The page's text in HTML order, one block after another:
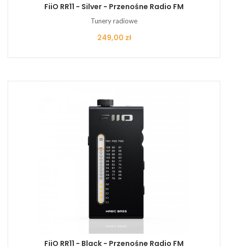
FiiO RR11 - Silver - Przenośne Radio FM
Tunery radiowe
Cena
249,00 zł
FiiO RR11 - Black - Przenośne Radio FM